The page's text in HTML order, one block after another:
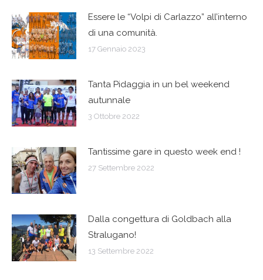
Essere le “Volpi di Carlazzo” all’interno
di una comunità.
17 Gennaio 2023
Tanta Pidaggia in un bel weekend
autunnale
3 Ottobre 2022
Tantissime gare in questo week end !
27 Settembre 2022
Dalla congettura di Goldbach alla
Stralugano!
13 Settembre 2022